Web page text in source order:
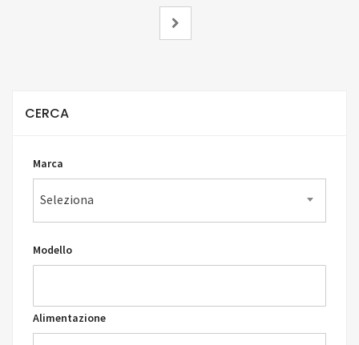
CERCA
Marca
Seleziona
Modello
Alimentazione